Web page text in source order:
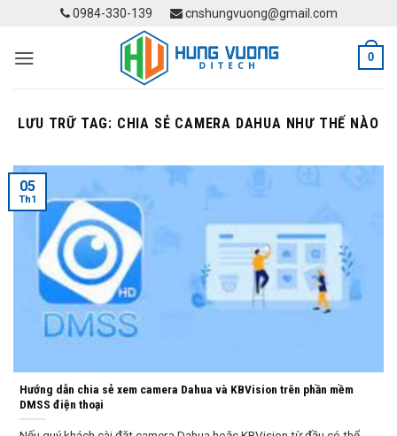
content
0984-330-139 cnshungvuong@gmail.com
0
LƯU TRỮ TAG: CHIA SẺ CAMERA DAHUA NHƯ THẾ NÀO
Hướng dẫn chia sẻ xem camera Dahua và KBVision trên phần mềm
DMSS điện thoại
05
Th1